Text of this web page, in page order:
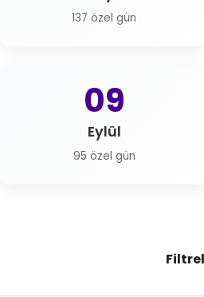
137 özel gün
09
Eylül
95 özel gün